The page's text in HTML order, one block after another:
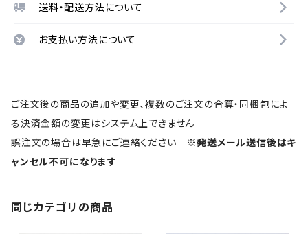
送料・配送方法について
お支払い方法について
ご注文後の商品の追加や変更、複数のご注文の合算・同梱包によ
る決済金額の変更はシステム上できません
誤注文の場合は早急にご連絡ください ※発送メール送信後はキ
ャンセル不可になります
同じカテゴリの商品